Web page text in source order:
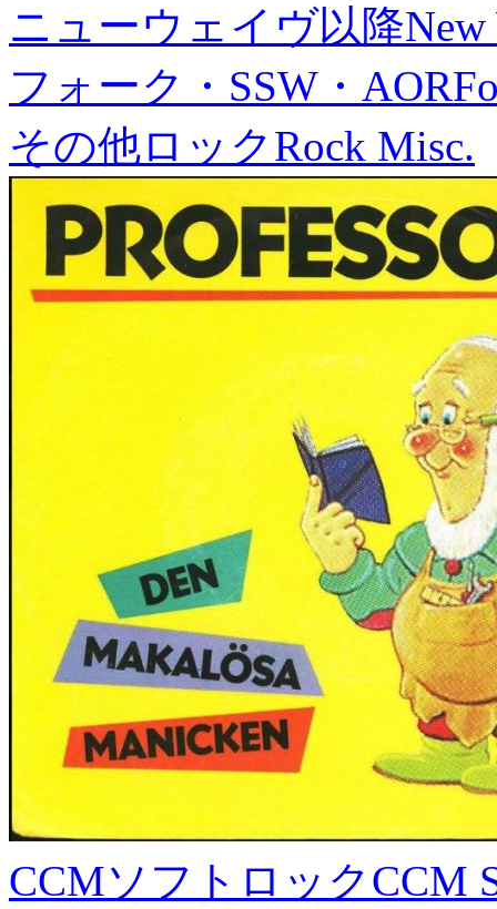
ニューウェイヴ以降New
フォーク・SSW・AOR
その他ロックRock Misc.
CCMソフトロックCCM